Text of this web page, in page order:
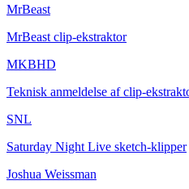
MrBeast
MrBeast clip-ekstraktor
MKBHD
Teknisk anmeldelse af clip-
SNL
Saturday Night Live sketch-klipper
Joshua Weissman